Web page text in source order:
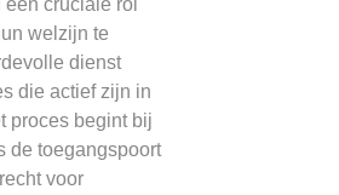
cruciale rol
welzijn te
dienst
die actief zijn in
proces begint bij
de toegangspoort
voor